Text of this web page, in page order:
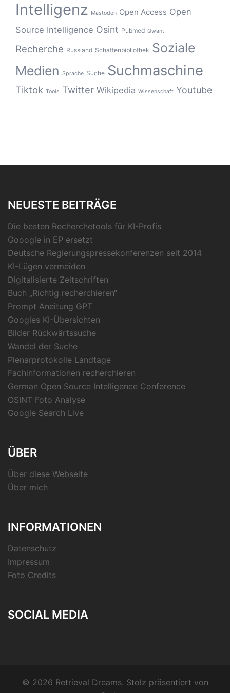
Intelligenz Mastodon Open Access Open
Source Intelligence Osint Pubmed Qwant
Recherche Russland Schattenbibliothek Soziale
Medien Sprache Suche Suchmaschine
Tiktok Tools Twitter Wikipedia Wissenschaft Youtube
NEUESTE BEITRÄGE
Die besten Recherchetools für KI-Profis
Gooogle in EP ersetzt
Deutsche Regierungspressekonferenzen seit 2014
KI-Lügen vermeiden
Digitalisierte Zeitschriften
Buch „Richtig recherchieren“
Prompt Aneitung GPT
Googles KI-Übersichten
Bilder Rückwärtssuche
Wandel der Suche
Plenarprotokolle Landtage
Fachinformationen recherchieren
German Open Source Intelligence Conference
OSINT Foto Analyse
Google Search Live
ÜBER
Über diese Webseite
Über mich
INFORMATIONEN
Datenschutz
Impressum
Foto Credits
SOCIAL MEDIA
© 2026 Retrieval Dreams. Stolz präsentiert von